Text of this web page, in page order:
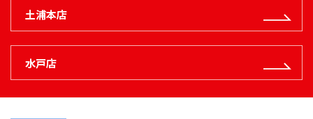
土浦本店
水戸店